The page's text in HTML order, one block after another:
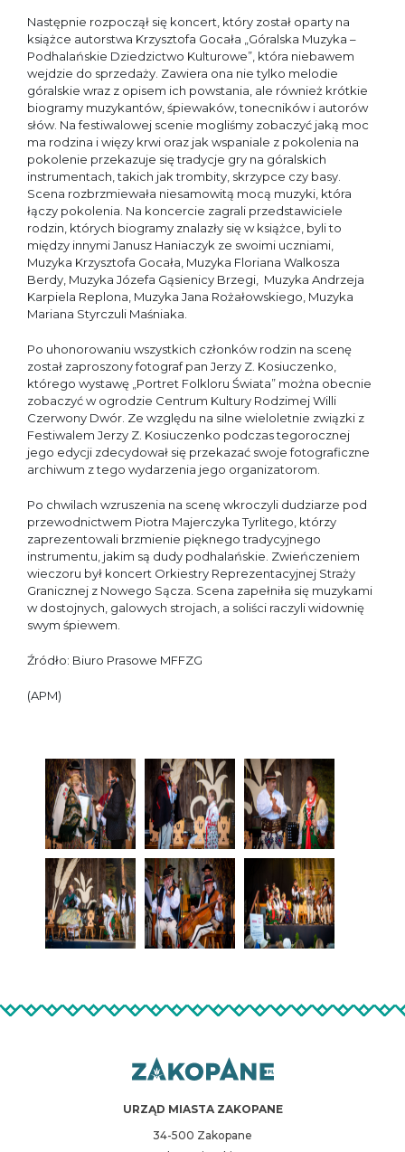
Następnie rozpoczął się koncert, który został oparty na
książce autorstwa Krzysztofa Gocała „Góralska Muzyka –
Podhalańskie Dziedzictwo Kulturowe”, która niebawem
wejdzie do sprzedaży. Zawiera ona nie tylko melodie
góralskie wraz z opisem ich powstania, ale również krótkie
biogramy muzykantów, śpiewaków, tonecników i autorów
słów. Na festiwalowej scenie mogliśmy zobaczyć jaką moc
ma rodzina i więzy krwi oraz jak wspaniale z pokolenia na
pokolenie przekazuje się tradycje gry na góralskich
instrumentach, takich jak trombity, skrzypce czy basy.
Scena rozbrzmiewała niesamowitą mocą muzyki, która
łączy pokolenia. Na koncercie zagrali przedstawiciele
rodzin, których biogramy znalazły się w książce, byli to
między innymi Janusz Haniaczyk ze swoimi uczniami,
Muzyka Krzysztofa Gocała, Muzyka Floriana Walkosza
Berdy, Muzyka Józefa Gąsienicy Brzegi, Muzyka Andrzeja
Karpiela Replona, Muzyka Jana Rożałowskiego, Muzyka
Mariana Styrczuli Maśniaka.
Po uhonorowaniu wszystkich członków rodzin na scenę
został zaproszony fotograf pan Jerzy Z. Kosiuczenko,
którego wystawę „Portret Folkloru Świata” można obecnie
zobaczyć w ogrodzie Centrum Kultury Rodzimej Willi
Czerwony Dwór. Ze względu na silne wieloletnie związki z
Festiwalem Jerzy Z. Kosiuczenko podczas tegorocznej
jego edycji zdecydował się przekazać swoje fotograficzne
archiwum z tego wydarzenia jego organizatorom.
Po chwilach wzruszenia na scenę wkroczyli dudziarze pod
przewodnictwem Piotra Majerczyka Tyrlitego, którzy
zaprezentowali brzmienie pięknego tradycyjnego
instrumentu, jakim są dudy podhalańskie. Zwieńczeniem
wieczoru był koncert Orkiestry Reprezentacyjnej Straży
Granicznej z Nowego Sącza. Scena zapełniła się muzykami
w dostojnych, galowych strojach, a soliści raczyli widownię
swym śpiewem.
Źródło: Biuro Prasowe MFFZG
(APM)
URZĄD MIASTA ZAKOPANE
34-500 Zakopane